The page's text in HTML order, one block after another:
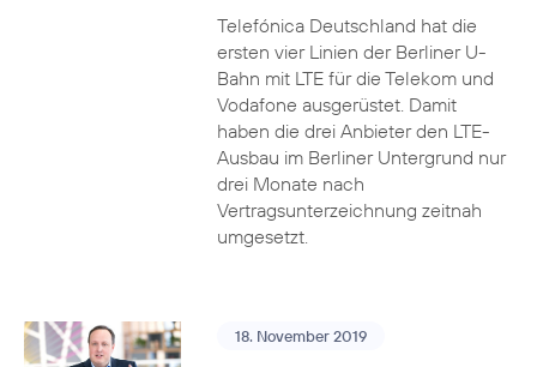
Telefónica Deutschland hat die
ersten vier Linien der Berliner U-
Bahn mit LTE für die Telekom und
Vodafone ausgerüstet. Damit
haben die drei Anbieter den LTE-
Ausbau im Berliner Untergrund nur
drei Monate nach
Vertragsunterzeichnung zeitnah
umgesetzt.
18. November 2019